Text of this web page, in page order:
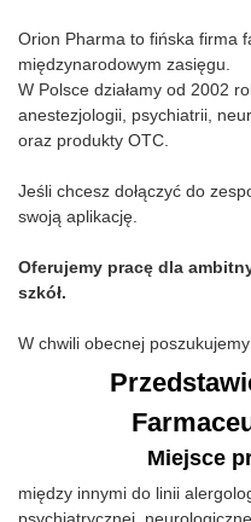
Orion Pharma to fińska firma
międzynarodowym zasięgu.
W Polsce działamy od 2002
anestezjologii, psychiatrii,
oraz produkty OTC.
Jeśli chcesz dołączyć do
swoją aplikację.
Oferujemy pracę dla
szkół.
W chwili obecnej
Miejsce
między innymi do linii